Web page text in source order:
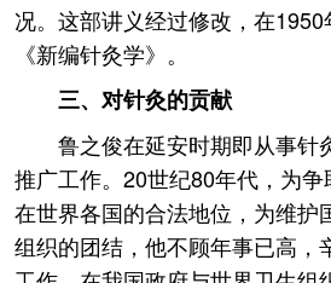
况。这部讲义经过修改，在
《新编针灸学》。
三、对针灸的贡献
鲁之俊在延安时期即从事针
推广工作。20世纪80年代，为争
在世界各国的合法地位，为维护
组织的团结，他不顾年事已高，